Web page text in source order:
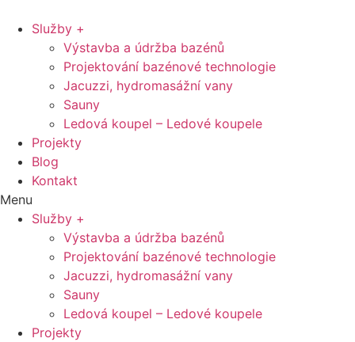
Služby +
Výstavba a údržba bazénů
Projektování bazénové technologie
Jacuzzi, hydromasážní vany
Sauny
Ledová koupel – Ledové koupele
Projekty
Blog
Kontakt
Menu
Služby +
Výstavba a údržba bazénů
Projektování bazénové technologie
Jacuzzi, hydromasážní vany
Sauny
Ledová koupel – Ledové koupele
Projekty